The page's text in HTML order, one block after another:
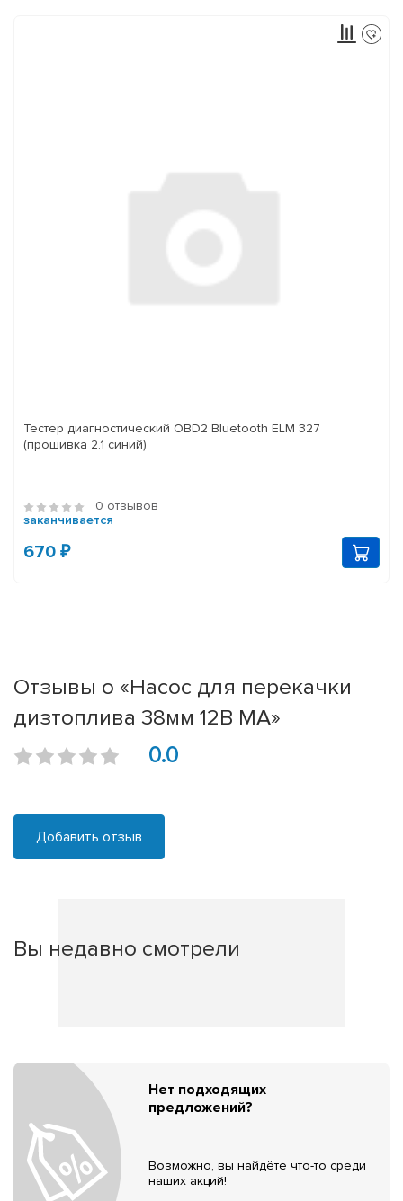
Тестер диагностический OBD2 Bluetooth ELM 327
(прошивка 2.1 синий)
0 отзывов
заканчивается
670 ₽
Отзывы о «Насос для перекачки
дизтоплива 38мм 12В МА»
0.0
Добавить отзыв
Вы недавно смотрели
Нет подходящих
предложений?
Возможно, вы найдёте что-то среди
наших акций!